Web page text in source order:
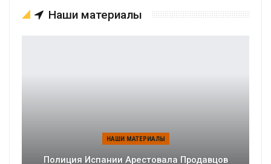
Наши материалы
НАШИ МАТЕРИАЛЫ
Полиция Испании Арестовала Продавцов